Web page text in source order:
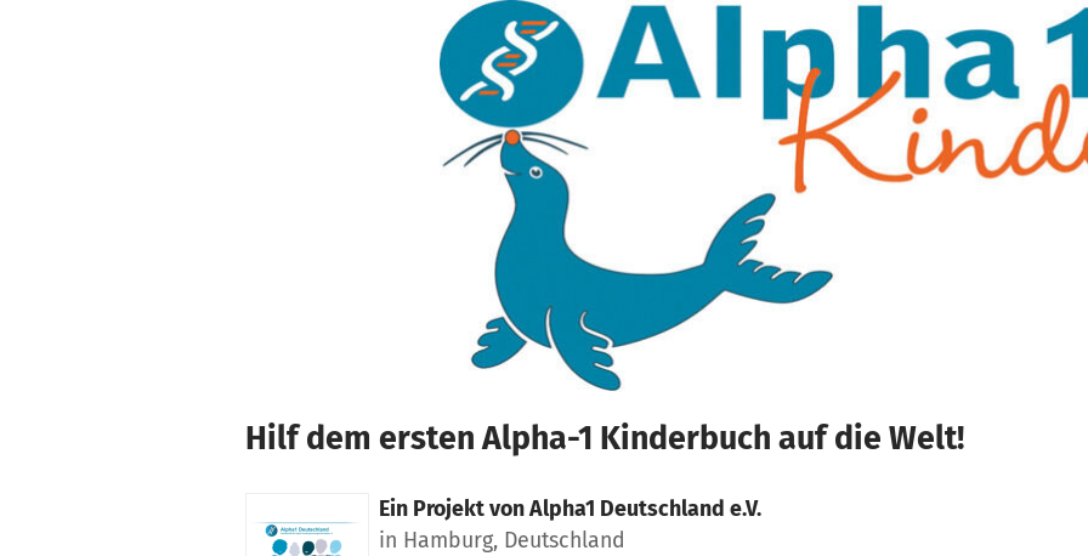
Hilf dem ersten Alpha-1 Kinderbuch auf die Welt!
Ein Projekt vonAlpha1 Deutschland e.V.
in Hamburg, Deutschland